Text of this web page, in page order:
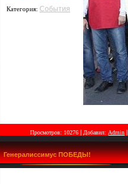
Категория: События
Просмотров: 10276 | Добавил: Admin
Генералиссимус ПОБЕДЫ!